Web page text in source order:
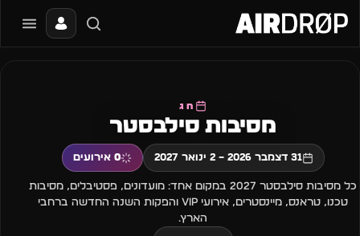
חג
מסיבות סילבסטר
31 דצמבר 2026 – 2 ינואר 2027 0 אירועים
כל מסיבות סילבסטר 2027 במקום אחד: מועדונים, פסטיבלים, מסיבות
טכנו, טראנס, מיינסטרים, אירועי VIP והפקות השנה החדשה ברחבי
הארץ.